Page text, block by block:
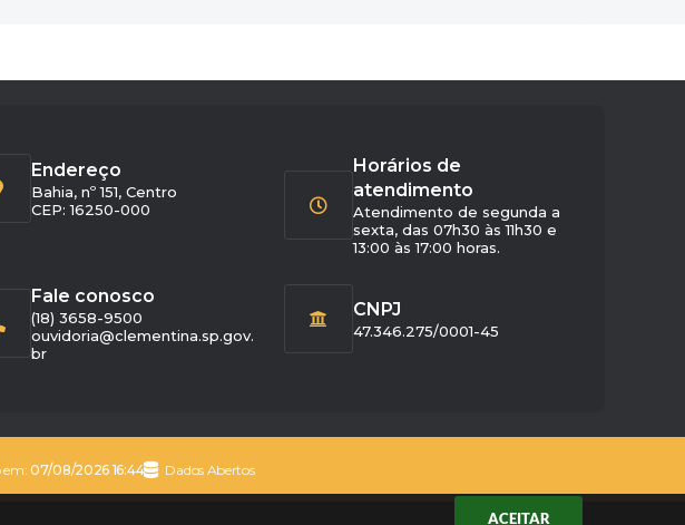
ACEITAR
Endereço
Bahia, nº 151, Centro
CEP: 16250-000
Fale conosco
(18) 3658-9500
ouvidoria@clementina.sp.gov.
br
Horários de
atendimento
Atendimento de segunda a
sexta, das 07h30 às 11h30 e
13:00 às 17:00 horas.
CNPJ
47.346.275/0001-45
em:07/08/2026 16:44 Dados Abertos